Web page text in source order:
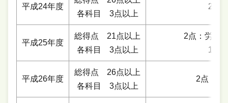
平成24年度
各科目 3点以上
2点
平成25年度
総得点 21点以上
各科目 3点以上
2点：労災
1点
平成26年度
総得点 26点以上
各科目 3点以上
2点：雇